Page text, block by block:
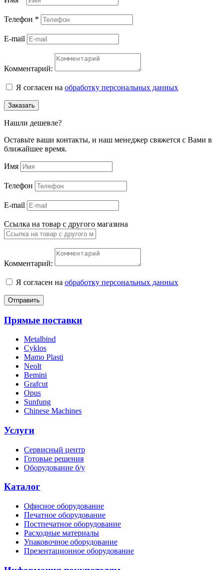
Телефон *
E-mail
Комментарий:
Я согласен на обработку персональных данных
Заказать
Нашли дешевле?
Оставьте ваши контакты, и наш менеджер свяжется с Вами в
ближайшее время.
Имя
Телефон
E-mail
Ссылка на товар с другого магазина
Комментарий:
Я согласен на обработку персональных данных
Отправить
Прямые поставки
Metalbind
Cyklos
Mamo Plasti
Neolt
Bemini
Grafcut
Opus
Sunfung
Chinese Machines
Услуги
Сервисный центр
Готовые решения
Оборудование б/у
Каталог
Офисное оборудование
Печатное оборудование
Постпечатное оборудование
Расходные материалы
Упаковочное оборудование
Презентационное оборудование